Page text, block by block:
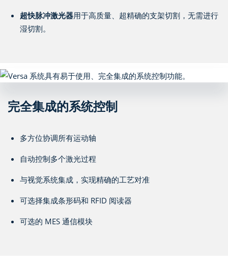
超快脉冲激光器用于高质量、超精确的支架切割，无需进行
湿切割。
完全集成的系统控制
多方位协调所有运动轴
自动控制多个激光过程
与视觉系统集成，实现精确的工艺对准
可选择集成条形码和 RFID 阅读器
可选的 MES 通信模块